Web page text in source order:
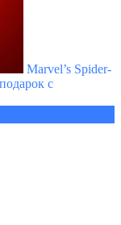
Marvel’s Spider-
с